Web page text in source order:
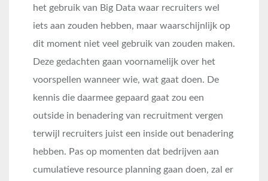
het gebruik van Big Data waar recruiters wel
iets aan zouden hebben, maar waarschijnlijk op
dit moment niet veel gebruik van zouden maken.
Deze gedachten gaan voornamelijk over het
voorspellen wanneer wie, wat gaat doen. De
kennis die daarmee gepaard gaat zou een
outside in benadering van recruitment vergen
terwijl recruiters juist een inside out benadering
hebben. Pas op momenten dat bedrijven aan
cumulatieve resource planning gaan doen, zal er